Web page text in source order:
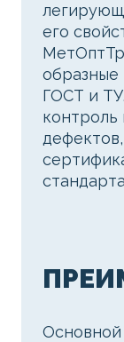
его
образные
ГОСТ и
контроль
Основной